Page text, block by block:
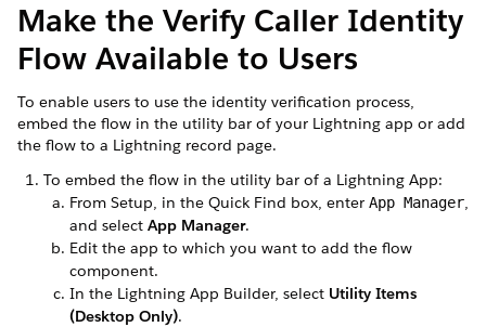
Make the Verify Caller Identity
Flow Available to Users
To enable users to use the identity verification process,
embed the flow in the utility bar of your Lightning app or add
the flow to a Lightning record page.
To embed the flow in the utility bar of a Lightning App:
From Setup, in the Quick Find box, enter App Manager,
and select App Manager.
Edit the app to which you want to add the flow
component.
In the Lightning App Builder, select Utility Items
(Desktop Only).